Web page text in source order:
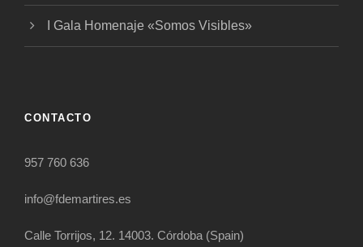
I Gala Homenaje «Somos Visibles»
CONTACTO
957 760 636
info@fdemartires.es
Calle Torrijos, 12. 14003. Córdoba (Spain)